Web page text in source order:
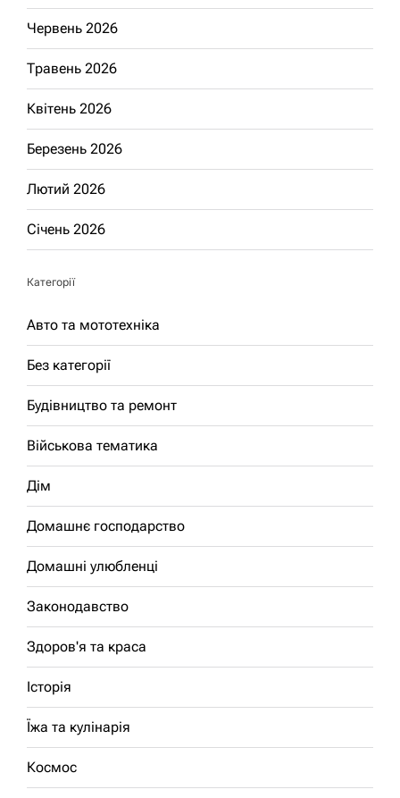
Червень 2026
Травень 2026
Квітень 2026
Березень 2026
Лютий 2026
Січень 2026
Категорії
Авто та мототехніка
Без категорії
Будівництво та ремонт
Військова тематика
Дім
Домашнє господарство
Домашні улюбленці
Законодавство
Здоров'я та краса
Історія
Їжа та кулінарія
Космос